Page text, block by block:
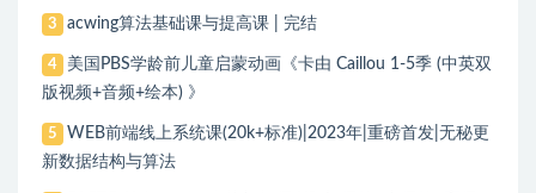
3 acwing算法基础课与提高课 | 完结
4
美国PBS学龄前儿童启蒙动画《卡由 Caillou 1-5季 (中英双
版视频+音频+绘本) 》
5
WEB前端线上系统课(20k+标准)|2023年|重磅首发|无秘更
新数据结构与算法